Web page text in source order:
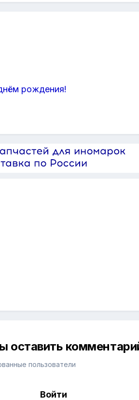
рождения!
оставить
пользователи
Войти